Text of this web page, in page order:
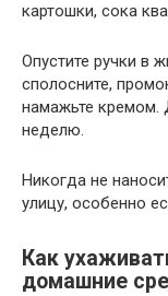
картошки, сока
Опустите ручки в
сполосните,
намажьте кремом.
неделю.
Никогда не
улицу, особенно
Как
домашние